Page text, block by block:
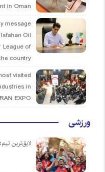
in Oman
message
Oil
League of
country
visited
in
EXPO
ورزشی
لایق‌ترین تیم؛